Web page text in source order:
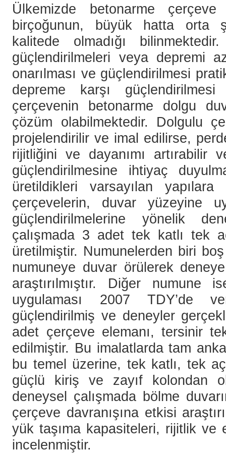
Ülkemizde betonarme çerçeve
birçoğunun, büyük hatta orta
kalitede olmadığı
güçlendirilmeleri veya depremi
onarılması ve güçlendirilmesi
depreme karşı
çerçevenin betonarme dolgu
çözüm olabilmektedir. Dolgulu
projelendirilir ve imal edilirse,
rijitliğini ve dayanımı artırabilir
güçlendirilmesine ihtiyaç
üretildikleri varsayılan
çerçevelerin, duvar yüzeyine
güçlendirilmelerine yönelik
çalışmada 3 adet tek katlı tek
üretilmiştir. Numunelerden biri
numuneye duvar örülerek
araştırılmıştır. Diğer
uygulaması 2007 TDY’de
güçlendirilmiş ve deneyler
adet çerçeve elemanı, tersinir
edilmiştir. Bu imalatlarda tam
bu temel üzerine, tek katlı, tek
güçlü kiriş ve zayıf kolondan
deneysel çalışmada bölme
çerçeve davranışına etkisi
yük taşıma kapasiteleri, rijitlik ve
incelenmiştir.